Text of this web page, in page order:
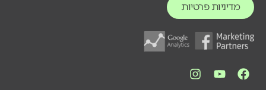
מדיניות פרטיות